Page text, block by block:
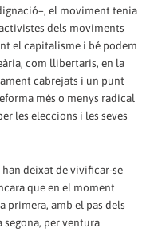
el moviment tenia
dels moviments
el capitalisme i bé podem
com llibertaris, en la
cabrejats i un punt
més o menys radical
les eleccions i les seves
deixat de vivificar-se
que en el moment
primera, amb el pas dels
segona, per ventura